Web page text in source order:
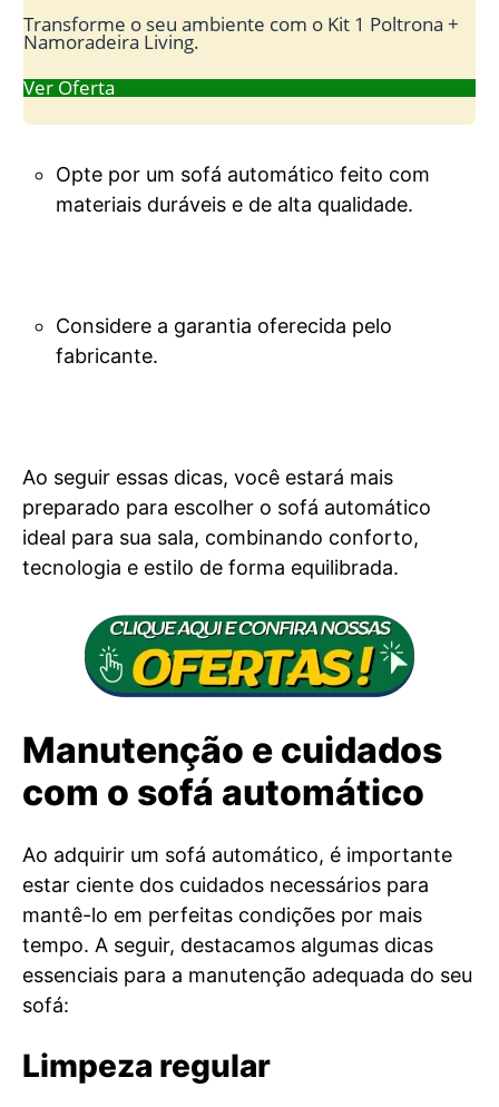
Transforme o seu ambiente com o Kit 1 Poltrona +
Namoradeira Living.
Ver Oferta
Opte por um sofá automático feito com
materiais duráveis e de alta qualidade.
Considere a garantia oferecida pelo
fabricante.
Ao seguir essas dicas, você estará mais
preparado para escolher o sofá automático
ideal para sua sala, combinando conforto,
tecnologia e estilo de forma equilibrada.
Manutenção e cuidados
com o sofá automático
Ao adquirir um sofá automático, é importante
estar ciente dos cuidados necessários para
mantê-lo em perfeitas condições por mais
tempo. A seguir, destacamos algumas dicas
essenciais para a manutenção adequada do seu
sofá:
Limpeza regular